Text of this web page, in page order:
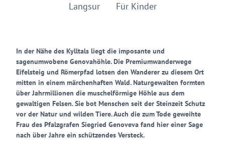
Langsur Für Kinder
In der Nähe des Kylltals liegt die imposante und
sagenumwobene Genovahöhle. Die Premiumwanderwege
Eifelsteig und Römerpfad lotsen den Wanderer zu diesem Ort
mitten in einem märchenhaften Wald. Naturgewalten formten
über Jahrmillionen die muschelförmige Höhle aus dem
gewaltigen Felsen. Sie bot Menschen seit der Steinzeit Schutz
vor der Natur und wilden Tiere. Auch die zum Tode geweihte
Frau des Pfalzgrafen Siegried Genoveva fand hier einer Sage
nach über Jahre ein schützendes Versteck.